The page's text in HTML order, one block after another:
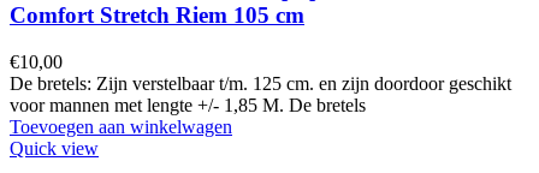
Comfort Stretch Riem 105 cm
€10,00
De bretels: Zijn verstelbaar t/m. 125 cm. en zijn doordoor geschikt
voor mannen met lengte +/- 1,85 M. De bretels
Toevoegen aan winkelwagen
Quick view